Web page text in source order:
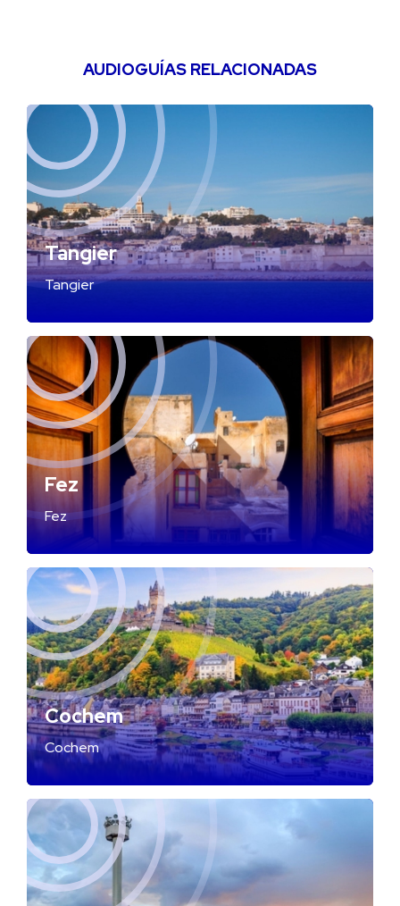
AUDIOGUÍAS RELACIONADAS
Tangier
Tangier
Fez
Fez
Cochem
Cochem